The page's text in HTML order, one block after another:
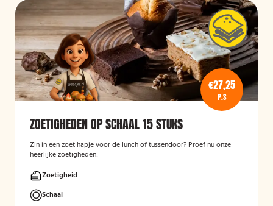
€27,25
P.S
ZOETIGHEDEN OP SCHAAL 15 STUKS
Zin in een zoet hapje voor de lunch of tussendoor? Proef nu onze
heerlijke zoetigheden!
Zoetigheid
Schaal